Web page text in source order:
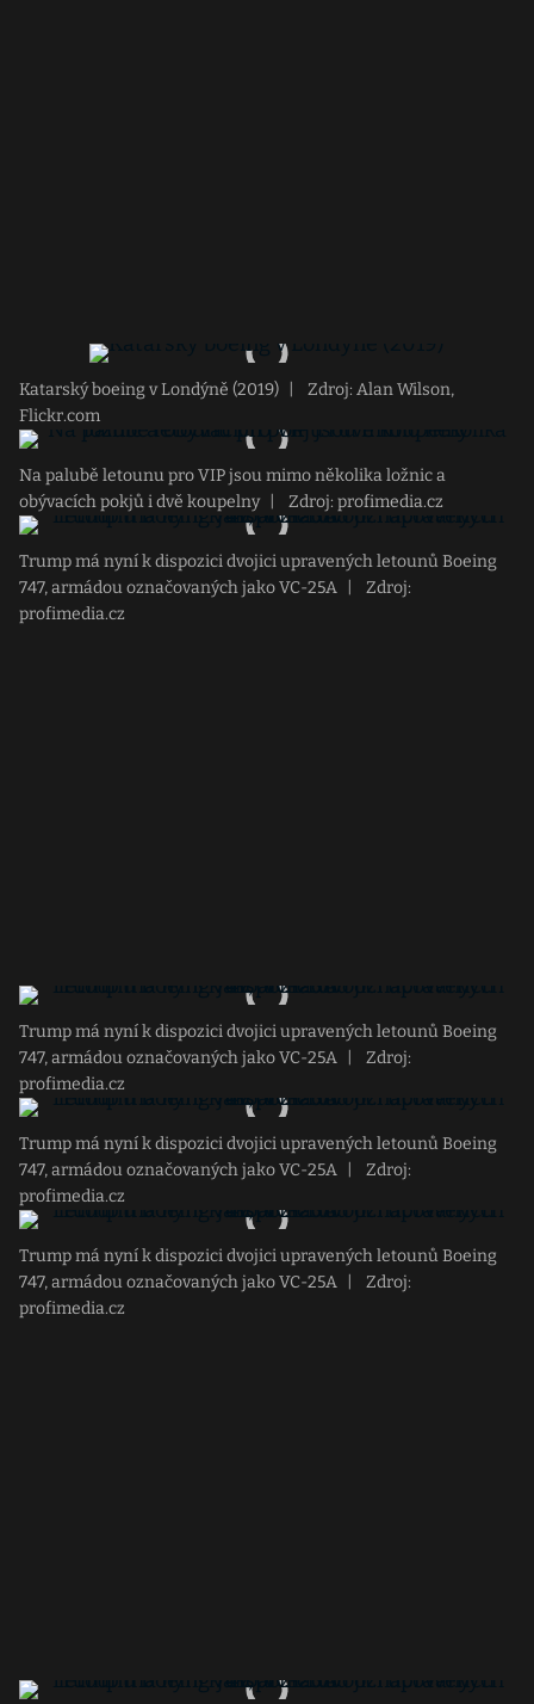
Katarský boeing v Londýně (2019)
Zdroj: Alan Wilson,
Flickr.com
Na palubě letounu pro VIP jsou mimo několika ložnic a
obývacích pokjů i dvě koupelny
Zdroj: profimedia.cz
Trump má nyní k dispozici dvojici upravených letounů Boeing
747, armádou označovaných jako VC-25A
Zdroj:
profimedia.cz
Trump má nyní k dispozici dvojici upravených letounů Boeing
747, armádou označovaných jako VC-25A
Zdroj:
profimedia.cz
Trump má nyní k dispozici dvojici upravených letounů Boeing
747, armádou označovaných jako VC-25A
Zdroj:
profimedia.cz
Trump má nyní k dispozici dvojici upravených letounů Boeing
747, armádou označovaných jako VC-25A
Zdroj:
profimedia.cz